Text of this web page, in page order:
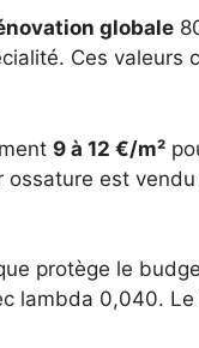
globale
Ces valeurs
9 à 12 €/m²
ossature est
protège le
lambda 0,040.